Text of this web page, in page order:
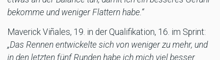
bekomme und weniger Flattern habe.“
Maverick Viñales, 19. in der Qualifikation, 16. im Sprint:
„Das Rennen entwickelte sich von weniger zu mehr, und
in den letzten fünf Runden habe ich mich viel besser